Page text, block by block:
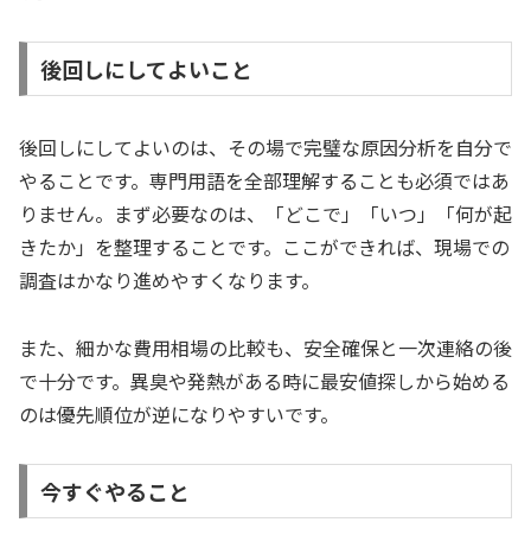
後回しにしてよいこと
後回しにしてよいのは、その場で完璧な原因分析を自分で
やることです。専門用語を全部理解することも必須ではあ
りません。まず必要なのは、「どこで」「いつ」「何が起
きたか」を整理することです。ここができれば、現場での
調査はかなり進めやすくなります。
また、細かな費用相場の比較も、安全確保と一次連絡の後
で十分です。異臭や発熱がある時に最安値探しから始める
のは優先順位が逆になりやすいです。
今すぐやること